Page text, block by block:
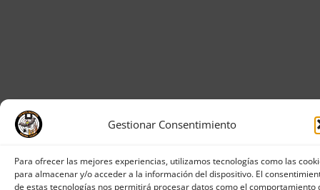
Gestionar Consentimiento
Para ofrecer las mejores experiencias, utilizamos tecnologías como las
para almacenar y/o acceder a la información del dispositivo. El
de estas tecnologías nos permitirá procesar datos como el comportamiento